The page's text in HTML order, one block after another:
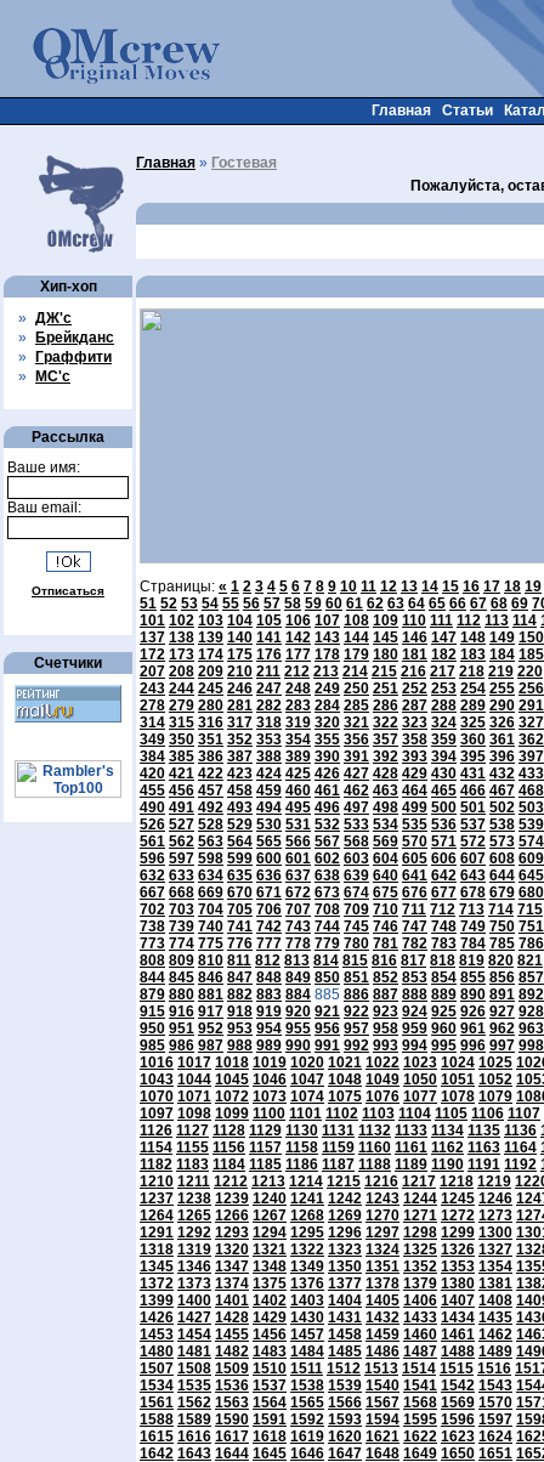
Хип-хоп
» ДЖ'с
»
Брейкданс
»
Граффити
»
МС'с
Рассылка
Ваше имя:
Ваш email:
Отписаться
Счетчики
Главная Статьи
Главная » Гостевая
Пожалуйста,
Страницы: « 1 2 3 4 5 6 7 8 9 10 11 12 13 14 15 16 17 18 19
51 52 53 54 55 56 57 58 59 60 61 62 63 64 65 66 67 68 69
101 102 103 104 105 106 107 108 109 110 111 112 113 114
137 138 139 140 141 142 143 144 145 146 147 148 149 150
172 173 174 175 176 177 178 179 180 181 182 183 184 185
207 208 209 210 211 212 213 214 215 216 217 218 219 220
243 244 245 246 247 248 249 250 251 252 253 254 255 256
278 279 280 281 282 283 284 285 286 287 288 289 290 291
314 315 316 317 318 319 320 321 322 323 324 325 326 327
349 350 351 352 353 354 355 356 357 358 359 360 361 362
384 385 386 387 388 389 390 391 392 393 394 395 396 397
420 421 422 423 424 425 426 427 428 429 430 431 432 433
455 456 457 458 459 460 461 462 463 464 465 466 467 468
490 491 492 493 494 495 496 497 498 499 500 501 502 503
526 527 528 529 530 531 532 533 534 535 536 537 538 539
561 562 563 564 565 566 567 568 569 570 571 572 573 574
596 597 598 599 600 601 602 603 604 605 606 607 608 609
632 633 634 635 636 637 638 639 640 641 642 643 644 645
667 668 669 670 671 672 673 674 675 676 677 678 679 680
702 703 704 705 706 707 708 709 710 711 712 713 714 715
738 739 740 741 742 743 744 745 746 747 748 749 750 751
773 774 775 776 777 778 779 780 781 782 783 784 785 786
808 809 810 811 812 813 814 815 816 817 818 819 820 821
844 845 846 847 848 849 850 851 852 853 854 855 856 857
879 880 881 882 883 884 885 886 887 888 889 890 891 892
915 916 917 918 919 920 921 922 923 924 925 926 927 928
950 951 952 953 954 955 956 957 958 959 960 961 962 963
985 986 987 988 989 990 991 992 993 994 995 996 997 998
1016 1017 1018 1019 1020 1021 1022 1023 1024 1025
1043 1044 1045 1046 1047 1048 1049 1050 1051 1052
1070 1071 1072 1073 1074 1075 1076 1077 1078 1079
1097 1098 1099 1100 1101 1102 1103 1104 1105 1106 1107
1126 1127 1128 1129 1130 1131 1132 1133 1134 1135 1136
1154 1155 1156 1157 1158 1159 1160 1161 1162 1163 1164
1182 1183 1184 1185 1186 1187 1188 1189 1190 1191 1192
1210 1211 1212 1213 1214 1215 1216 1217 1218 1219
1237 1238 1239 1240 1241 1242 1243 1244 1245 1246
1264 1265 1266 1267 1268 1269 1270 1271 1272 1273
1291 1292 1293 1294 1295 1296 1297 1298 1299 1300
1318 1319 1320 1321 1322 1323 1324 1325 1326 1327
1345 1346 1347 1348 1349 1350 1351 1352 1353 1354
1372 1373 1374 1375 1376 1377 1378 1379 1380 1381
1399 1400 1401 1402 1403 1404 1405 1406 1407 1408
1426 1427 1428 1429 1430 1431 1432 1433 1434 1435
1453 1454 1455 1456 1457 1458 1459 1460 1461 1462
1480 1481 1482 1483 1484 1485 1486 1487 1488 1489
1507 1508 1509 1510 1511 1512 1513 1514 1515 1516
1534 1535 1536 1537 1538 1539 1540 1541 1542 1543
1561 1562 1563 1564 1565 1566 1567 1568 1569 1570
1588 1589 1590 1591 1592 1593 1594 1595 1596 1597
1615 1616 1617 1618 1619 1620 1621 1622 1623 1624
1642 1643 1644 1645 1646 1647 1648 1649 1650 1651